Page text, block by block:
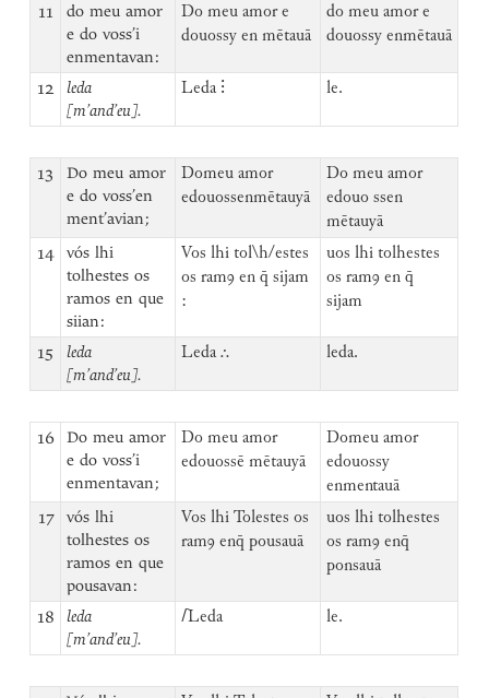
11
do meu amor
e do voss’i
enmentavan:
Do meu amor e
douossy en mētauā
do meu amor e
douossy enmētauā
12
leda
[m’and’eu].
Leda ⁝ le.
13
Do meu amor
e do voss’en
ment’avian;
Domeu amor
edouossenmētauyā
Do meu amor
edouo ssen
mētauyā
14
vós lhi
tolhestes os
ramos en que
siian:
Vos lhi tol\h/estes
os ramꝯ en q̄ sijam
:
uos lhi tolhestes
os ramꝯ en q̄
sijam
15
leda
[m’and’eu].
Leda ⸫ leda.
16
Do meu amor
e do voss’i
enmentavan;
Do meu amor
edouossē mētauyā
Domeu amor
edouossy
enmentauā
17
vós lhi
tolhestes os
ramos en que
pousavan:
Vos lhi Tolestes os
ramꝯ enq̄ pousauā
uos lhi tolhestes
os ramꝯ enq̄
ponsauā
18
leda
[m’and’eu].
⌈Leda le.